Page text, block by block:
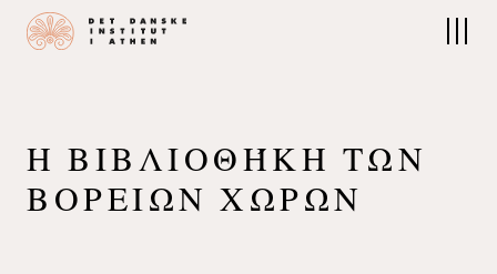
Το Ινστιτούτο
Για το Ινστιτούτο
Η Σκανδιναβική βιβλιοθήκη
Η Β ΙΒ ΛΙ Ο Θ Ή ΚΗ ΤΩ Ν
Β ΟΡΕΊ ΩΝ Χ ΩΡ ΏΝ